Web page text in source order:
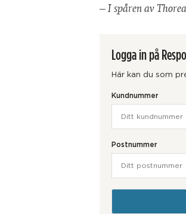
– I spåren av
Logga in på
Här kan du som
Kundnummer
Postnummer